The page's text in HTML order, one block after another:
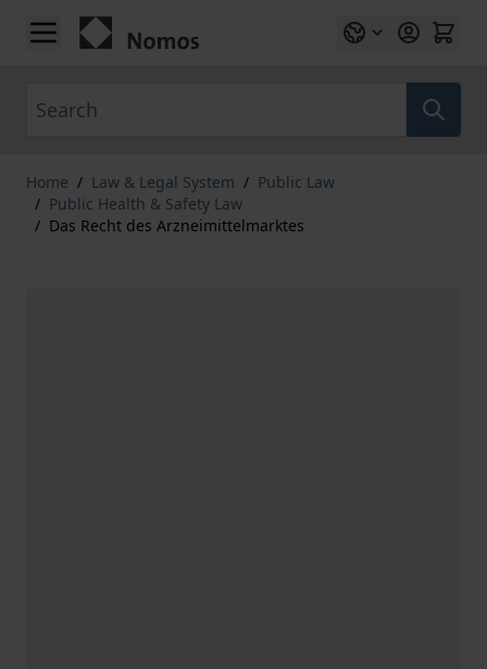
Skip to Content
Home / Law & Legal System / Public Law
/ Public Health & Safety Law
/ Das Recht des Arzneimittelmarktes